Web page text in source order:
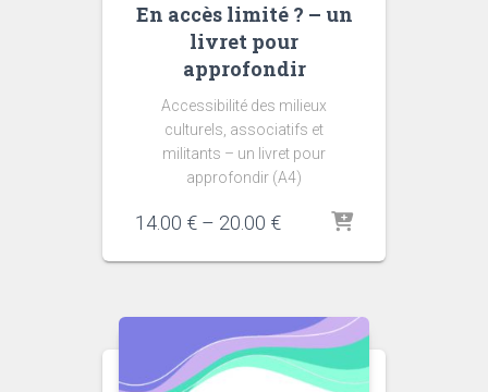
En accès limité ? – un
livret pour
approfondir
Accessibilité des milieux
culturels, associatifs et
militants – un livret pour
approfondir (A4)
14.00 € – 20.00 €